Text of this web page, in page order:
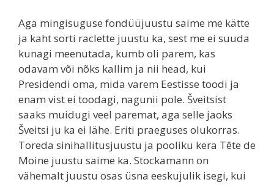
Aga mingisuguse fondüüjuustu saime me kätte
ja kaht sorti raclette juustu ka, sest me ei suuda
kunagi meenutada, kumb oli parem, kas
odavam või nõks kallim ja nii head, kui
Presidendi oma, mida varem Eestisse toodi ja
enam vist ei toodagi, nagunii pole. Šveitsist
saaks muidugi veel paremat, aga selle jaoks
Šveitsi ju ka ei lähe. Eriti praeguses olukorras.
Toreda sinihallitusjuustu ja pooliku kera Tête de
Moine juustu saime ka. Stockamann on
vähemalt juustu osas üsna eeskujulik isegi, kui